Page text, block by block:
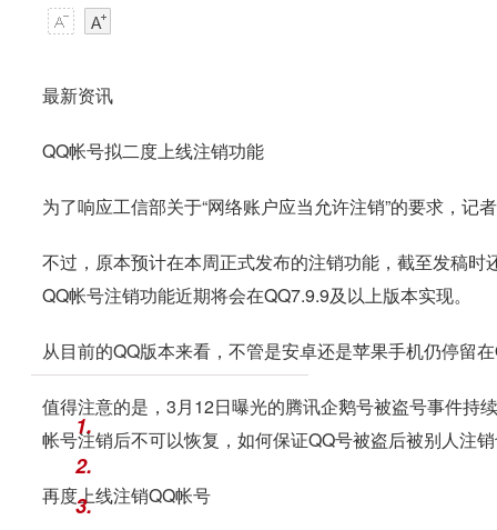
最新资讯
QQ帐号拟二度上线注销功能
为了响应工信部关于“网络账户应当允许注销”的要求，
不过，原本预计在本周正式发布的注销功能，截至发稿
QQ帐号注销功能近期将会在QQ7.9.9及以上版本实现。
从目前的QQ版本来看，不管是安卓还是苹果手机仍停留
值得注意的是，3月12日曝光的腾讯企鹅号被盗号事件持
帐号注销后不可以恢复，如何保证QQ号被盗后被别人注
再度上线注销QQ帐号
1.
2.
3.